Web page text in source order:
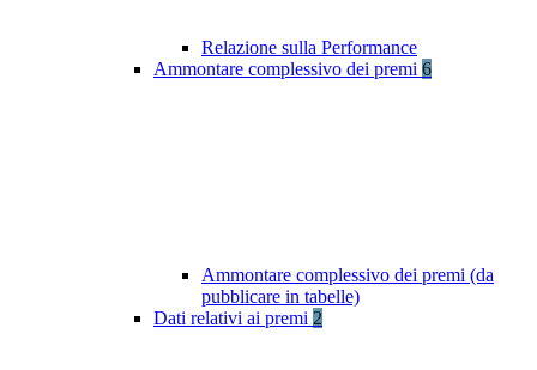
Relazione sulla Performance
Ammontare complessivo dei premi 6
Ammontare complessivo dei premi (da
pubblicare in tabelle)
Dati relativi ai premi 2